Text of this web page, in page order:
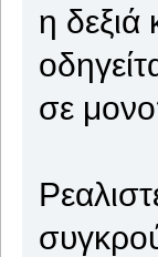
η δεξιά
σε